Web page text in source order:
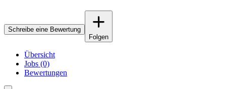
Schreibe eine Bewertung
Folgen
Übersicht
Jobs (0)
Bewertungen